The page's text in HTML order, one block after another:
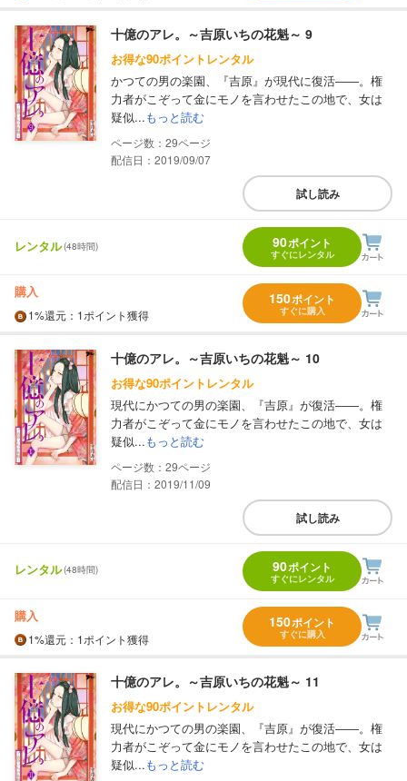
十億のアレ。～吉原いちの花魁～ 9
お得な90ポイントレンタル
かつての男の楽園、『吉原』が現代に復活――。権
力者がこぞって金にモノを言わせたこの地で、女は
疑似...もっと読む
29
配信日：2019/09/07
試し読み
レンタル(48時間) 90ポイント
すぐにレンタル
購入
1%還元 ：1ポイント獲得
150ポイント
すぐに購入
十億のアレ。～吉原いちの花魁～ 10
お得な90ポイントレンタル
現代にかつての男の楽園、『吉原』が復活――。権
力者がこぞって金にモノを言わせたこの地で、女は
疑似...もっと読む
29
配信日：2019/11/09
試し読み
レンタル(48時間) 90ポイント
すぐにレンタル
購入
1%還元 ：1ポイント獲得
150ポイント
すぐに購入
十億のアレ。～吉原いちの花魁～ 11
お得な90ポイントレンタル
現代にかつての男の楽園、『吉原』が復活――。権
力者がこぞって金にモノを言わせたこの地で、女は
疑似...もっと読む